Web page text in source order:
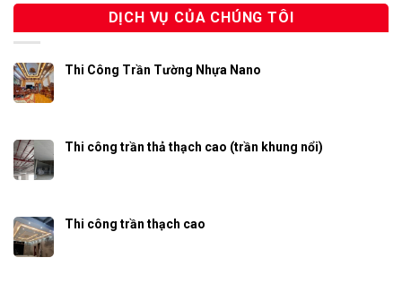
DỊCH VỤ CỦA CHÚNG TÔI
Thi Công Trần Tường Nhựa Nano
Thi công trần thả thạch cao (trần khung nổi)
Thi công trần thạch cao